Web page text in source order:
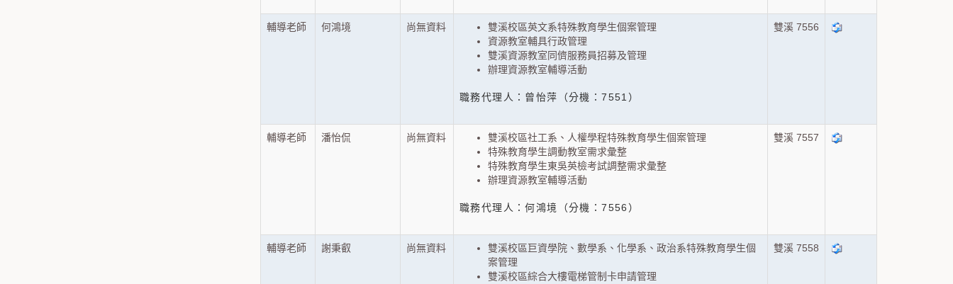
輔導老師 何鴻境 尚無資料
雙溪校區英文系特殊教育學生個案管理
資源教室輔具行政管理
雙溪資源教室同儕服務員招募及管理
辦理資源教室輔導活動
職務代理人：曾怡萍（分機：7551）
雙溪 7556
輔導老師 潘怡侃 尚無資料
雙溪校區社工系、人權學程特殊教育學生個案管理
特殊教育學生調動教室需求彙整
特殊教育學生東吳英檢考試調整需求彙整
辦理資源教室輔導活動
職務代理人：何鴻境（分機：7556）
雙溪 7557
輔導老師 謝秉叡 尚無資料
雙溪校區巨資學院、數學系、化學系、政治系特殊教育學生個
案管理
雙溪校區綜合大樓電梯管制卡申請管理
雙溪 7558